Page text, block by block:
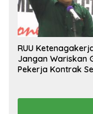
RUU
Jangan Wariskan
Pekerja Kontrak